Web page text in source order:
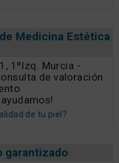
Medicina Estética
1ºIzq. Murcia -
de valoración
de tu piel?
garantizado